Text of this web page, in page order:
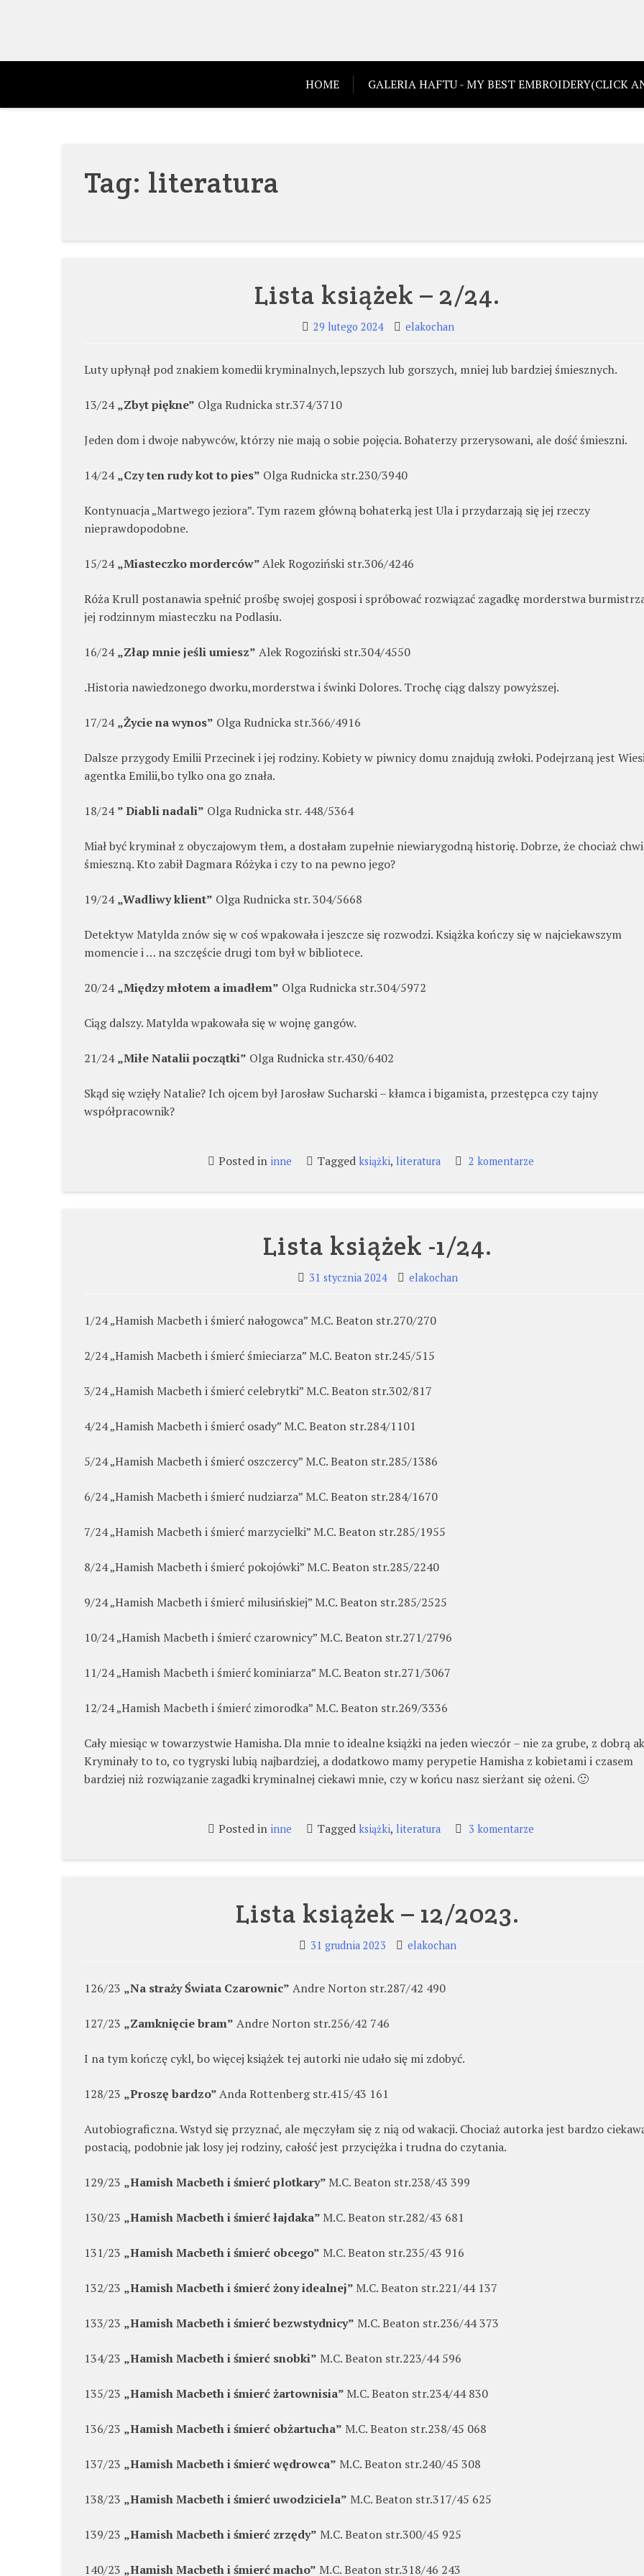
HOME GALERIA HAFTU - MY BEST EMBROIDERY(CLICK
Tag: literatura
Lista książek – 2/24.
29 lutego 2024 elakochan
Luty upłynął pod znakiem komedii kryminalnych,lepszych lub gorszych, mniej lub bardziej śmiesznych.
13/24„Zbyt piękne” Olga Rudnicka str.374/3710
Jeden dom i dwoje nabywców, którzy nie mają o sobie pojęcia. Bohaterzy przerysowani, ale dość śmieszni.
14/24„Czy ten rudy kot to pies” Olga Rudnicka str.230/3940
Kontynuacja „Martwego jeziora”. Tym razem główną bohaterką jest Ula i przydarzają się jej rzeczy
nieprawdopodobne.
15/24„Miasteczko morderców”Alek Rogoziński str.306/4246
Róża Krull postanawia spełnić prośbę swojej gosposi i spróbować rozwiązać zagadkę morderstwa
jej rodzinnym miasteczku na Podlasiu.
16/24„Złap mnie jeśli umiesz” Alek Rogoziński str.304/4550
.Historia nawiedzonego dworku,morderstwa i świnki Dolores. Trochę ciąg dalszy powyższej.
17/24„Życie na wynos” Olga Rudnicka str.366/4916
Dalsze przygody Emilii Przecinek i jej rodziny. Kobiety w piwnicy domu znajdują zwłoki. Podejrzaną jest
agentka Emilii,bo tylko ona go znała.
18/24” Diabli nadali” Olga Rudnicka str. 448/5364
Miał być kryminał z obyczajowym tłem, a dostałam zupełnie niewiarygodną historię. Dobrze, że chociaż
śmieszną. Kto zabił Dagmara Różyka i czy to na pewno jego?
19/24„Wadliwy klient” Olga Rudnicka str. 304/5668
Detektyw Matylda znów się w coś wpakowała i jeszcze się rozwodzi. Książka kończy się w najciekawszym
momencie i … na szczęście drugi tom był w bibliotece.
20/24„Między młotem a imadłem” Olga Rudnicka str.304/5972
Ciąg dalszy. Matylda wpakowała się w wojnę gangów.
21/24„Miłe Natalii początki” Olga Rudnicka str.430/6402
Skąd się wzięły Natalie? Ich ojcem był Jarosław Sucharski – kłamca i bigamista, przestępca czy tajny
współpracownik?
Posted in inne Tagged książki, literatura 2 komentarzedo
książek
Lista książek -1/24.
31 stycznia 2024 elakochan
1/24 „Hamish Macbeth i śmierć nałogowca” M.C. Beaton str.270/270
2/24 „Hamish Macbeth i śmierć śmieciarza” M.C. Beaton str.245/515
3/24 „Hamish Macbeth i śmierć celebrytki” M.C. Beaton str.302/817
4/24 „Hamish Macbeth i śmierć osady” M.C. Beaton str.284/1101
5/24 „Hamish Macbeth i śmierć oszczercy” M.C. Beaton str.285/1386
6/24 „Hamish Macbeth i śmierć nudziarza” M.C. Beaton str.284/1670
7/24 „Hamish Macbeth i śmierć marzycielki” M.C. Beaton str.285/1955
8/24 „Hamish Macbeth i śmierć pokojówki” M.C. Beaton str.285/2240
9/24 „Hamish Macbeth i śmierć milusińskiej” M.C. Beaton str.285/2525
10/24 „Hamish Macbeth i śmierć czarownicy” M.C. Beaton str.271/2796
11/24 „Hamish Macbeth i śmierć kominiarza” M.C. Beaton str.271/3067
12/24 „Hamish Macbeth i śmierć zimorodka” M.C. Beaton str.269/3336
Cały miesiąc w towarzystwie Hamisha. Dla mnie to idealne książki na jeden wieczór – nie za grube, z dobrą
Kryminały to to, co tygryski lubią najbardziej, a dodatkowo mamy perypetie Hamisha z kobietami i czasem
bardziej niż rozwiązanie zagadki kryminalnej ciekawi mnie, czy w końcu nasz sierżant się ożeni. 🙂
Posted in inne Tagged książki, literatura 3 komentarzedo
książek
Lista książek – 12/2023.
31 grudnia 2023 elakochan
126/23 „Na straży Świata Czarownic” Andre Norton str.287/42 490
127/23 „Zamknięcie bram” Andre Norton str.256/42 746
I na tym kończę cykl, bo więcej książek tej autorki nie udało się mi zdobyć.
128/23 „Proszę bardzo”Anda Rottenberg str.415/43 161
Autobiograficzna. Wstyd się przyznać, ale męczyłam się z nią od wakacji. Chociaż autorka jest bardzo
postacią, podobnie jak losy jej rodziny, całość jest przyciężka i trudna do czytania.
129/23 „Hamish Macbeth i śmierć plotkary” M.C. Beaton str.238/43 399
130/23 „Hamish Macbeth i śmierć łajdaka” M.C. Beaton str.282/43 681
131/23 „Hamish Macbeth i śmierć obcego” M.C. Beaton str.235/43 916
132/23 „Hamish Macbeth i śmierć żony idealnej” M.C. Beaton str.221/44 137
133/23 „Hamish Macbeth i śmierć bezwstydnicy” M.C. Beaton str.236/44 373
134/23 „Hamish Macbeth i śmierć snobki” M.C. Beaton str.223/44 596
135/23 „Hamish Macbeth i śmierć żartownisia” M.C. Beaton str.234/44 830
136/23 „Hamish Macbeth i śmierć obżartucha” M.C. Beaton str.238/45 068
137/23 „Hamish Macbeth i śmierć wędrowca” M.C. Beaton str.240/45 308
138/23 „Hamish Macbeth i śmierć uwodziciela” M.C. Beaton str.317/45 625
139/23 „Hamish Macbeth i śmierć zrzędy” M.C. Beaton str.300/45 925
140/23 „Hamish Macbeth i śmierć macho” M.C. Beaton str.318/46 243